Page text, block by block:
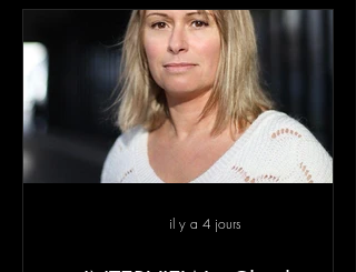
il y a 4 jours